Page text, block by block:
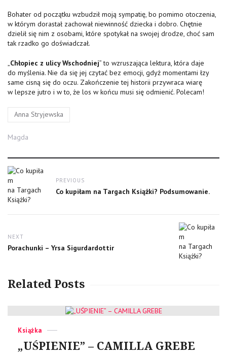
Bohater od początku wzbudził moją sympatię, bo pomimo otoczenia,
w którym dorastał zachował niewinność dziecka i dobro. Chętnie
dzielił się nim z osobami, które spotykał na swojej drodze, choć sam
tak rzadko go doświadczał.
„Chłopiec z ulicy Wschodniej” to wzruszająca lektura, która daje
do myślenia. Nie da się jej czytać bez emocji, gdyż momentami łzy
same cisną się do oczu. Zakończenie tej historii przywraca wiarę
w lepsze jutro i w to, że los w końcu musi się odmienić. Polecam!
Tags
Anna Stryjewska
Author
Magda
Post
navigation
PREVIOUS
Previous
Co kupiłam na Targach Książki? Podsumowanie.
NEXT
Next
Porachunki – Yrsa Sigurdardottir
Related Posts
Categories
Książka
„UŚPIENIE” – CAMILLA GREBE